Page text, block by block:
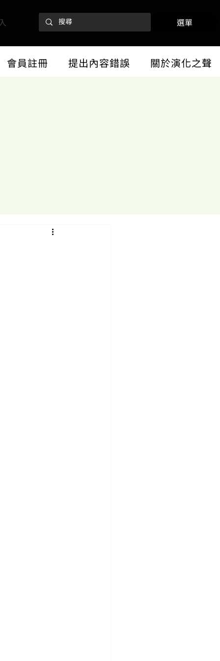
選單
會員註冊 提出內容錯誤 關於演化之聲